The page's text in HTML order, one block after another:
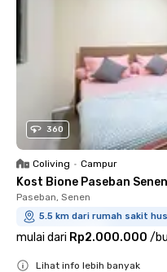
360
Coliving • Campur
Kost Bione Paseban Senen
Paseban, Senen
5.5 km dari rumah sakit
mulai dari Rp2.000.000 /
Lihat info lebih banyak